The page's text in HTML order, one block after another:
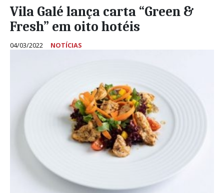
Vila Galé lança carta “Green &
Fresh” em oito hotéis
04/03/2022 NOTÍCIAS